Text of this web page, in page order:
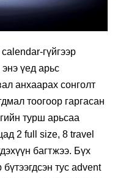
гүйгээр
үед арьс
анхаарах сонголт
тоогоор гаргасан
турш арьсаа
2 full size, 8 travel
багтжээ. Бүх
тус advent